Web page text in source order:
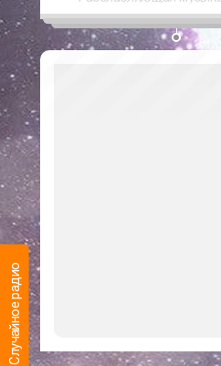
Случайное радио